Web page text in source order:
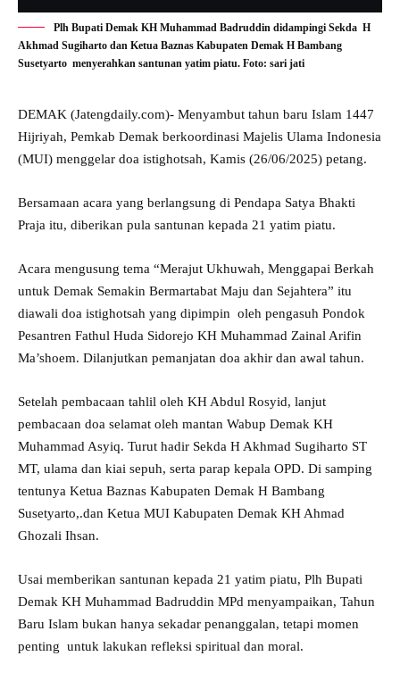
Plh Bupati Demak KH Muhammad Badruddin didampingi Sekda H
Akhmad Sugiharto dan Ketua Baznas Kabupaten Demak H Bambang
Susetyarto menyerahkan santunan yatim piatu. Foto: sari jati
DEMAK (Jatengdaily.com)- Menyambut tahun baru Islam 1447
Hijriyah, Pemkab Demak berkoordinasi Majelis Ulama Indonesia
(MUI) menggelar doa istighotsah, Kamis (26/06/2025) petang.
Bersamaan acara yang berlangsung di Pendapa Satya Bhakti
Praja itu, diberikan pula santunan kepada 21 yatim piatu.
Acara mengusung tema “Merajut Ukhuwah, Menggapai Berkah
untuk Demak Semakin Bermartabat Maju dan Sejahtera” itu
diawali doa istighotsah yang dipimpin oleh pengasuh Pondok
Pesantren Fathul Huda Sidorejo KH Muhammad Zainal Arifin
Ma’shoem. Dilanjutkan pemanjatan doa akhir dan awal tahun.
Setelah pembacaan tahlil oleh KH Abdul Rosyid, lanjut
pembacaan doa selamat oleh mantan Wabup Demak KH
Muhammad Asyiq. Turut hadir Sekda H Akhmad Sugiharto ST
MT, ulama dan kiai sepuh, serta parap kepala OPD. Di samping
tentunya Ketua Baznas Kabupaten Demak H Bambang
Susetyarto,.dan Ketua MUI Kabupaten Demak KH Ahmad
Ghozali Ihsan.
Usai memberikan santunan kepada 21 yatim piatu, Plh Bupati
Demak KH Muhammad Badruddin MPd menyampaikan, Tahun
Baru Islam bukan hanya sekadar penanggalan, tetapi momen
penting untuk lakukan refleksi spiritual dan moral.